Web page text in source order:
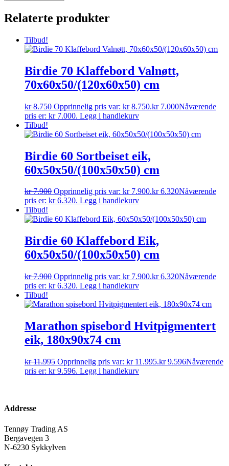
Relaterte produkter
Tilbud!
Birdie 70 Klaffebord Valnøtt,
70x60x50/(120x60x50) cm
kr8.750 Opprinnelig pris var: kr 8.750.kr7.000Nåværende
pris er: kr 7.000. Legg i handlekurv
Tilbud!
Birdie 60 Sortbeiset eik,
60x50x50/(100x50x50) cm
kr7.900 Opprinnelig pris var: kr 7.900.kr6.320Nåværende
pris er: kr 6.320. Legg i handlekurv
Tilbud!
Birdie 60 Klaffebord Eik,
60x50x50/(100x50x50) cm
kr7.900 Opprinnelig pris var: kr 7.900.kr6.320Nåværende
pris er: kr 6.320. Legg i handlekurv
Tilbud!
Marathon spisebord Hvitpigmentert
eik, 180x90x74 cm
kr11.995 Opprinnelig pris var: kr 11.995.kr9.596Nåværende
pris er: kr 9.596. Legg i handlekurv
Addresse
Tennøy Trading AS
Bergavegen 3
N-6230 Sykkylven